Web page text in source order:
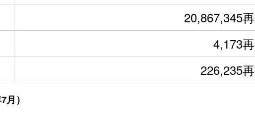
20,867,345
4,173
226,235
）